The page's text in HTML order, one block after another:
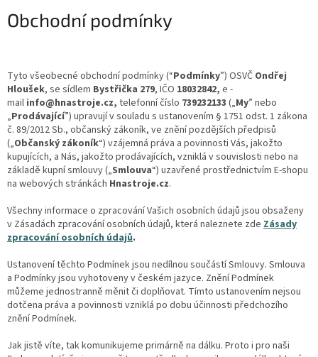
Obchodní podmínky
Tyto všeobecné obchodní podmínky (“Podmínky”) OSVČ Ondřej
Hloušek, se sídlem Bystřička 279, IČO 18032842, e -
mail info@hnastroje.cz, telefonní číslo 739232133 („My” nebo
„Prodávající”) upravují v souladu s ustanovením § 1751 odst. 1 zákona
č. 89/2012 Sb., občanský zákoník, ve znění pozdějších předpisů
(„Občanský zákoník“) vzájemná práva a povinnosti Vás, jakožto
kupujících, a Nás, jakožto prodávajících, vzniklá v souvislosti nebo na
základě kupní smlouvy („Smlouva“) uzavřené prostřednictvím E-shopu
na webových stránkách Hnastroje.cz.
Všechny informace o zpracování Vašich osobních údajů jsou obsaženy
v Zásadách zpracování osobních údajů, která naleznete zde Zásady
zpracování osobních údajů.
Ustanovení těchto Podmínek jsou nedílnou součástí Smlouvy. Smlouva
a Podmínky jsou vyhotoveny v českém jazyce. Znění Podmínek
můžeme jednostranně měnit či doplňovat. Tímto ustanovením nejsou
dotčena práva a povinnosti vzniklá po dobu účinnosti předchozího
znění Podmínek.
Jak jistě víte, tak komunikujeme primárně na dálku. Proto i pro naši